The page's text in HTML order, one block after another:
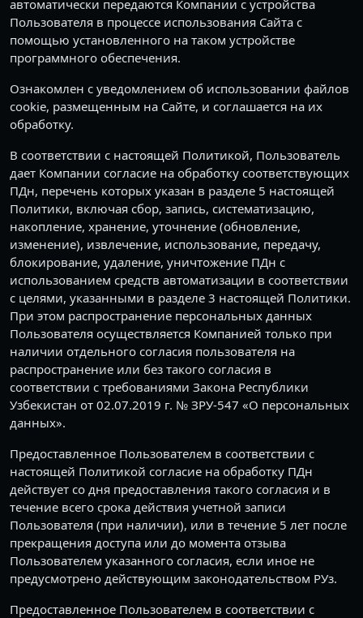
автоматически передаются Компании с устройства
Пользователя в процессе использования Сайта с
помощью установленного на таком устройстве
программного обеспечения.
Ознакомлен с уведомлением об использовании файлов
cookie, размещенным на Сайте, и соглашается на их
обработку.
В соответствии с настоящей Политикой, Пользователь
дает Компании согласие на обработку соответствующих
ПДн, перечень которых указан в разделе 5 настоящей
Политики, включая сбор, запись, систематизацию,
накопление, хранение, уточнение (обновление,
изменение), извлечение, использование, передачу,
блокирование, удаление, уничтожение ПДн с
использованием средств автоматизации в соответствии
с целями, указанными в разделе 3 настоящей Политики.
При этом распространение персональных данных
Пользователя осуществляется Компанией только при
наличии отдельного согласия пользователя на
распространение или без такого согласия в
соответствии с требованиями Закона Республики
Узбекистан от 02.07.2019 г. № ЗРУ-547 «О персональных
данных».
Предоставленное Пользователем в соответствии с
настоящей Политикой согласие на обработку ПДн
действует со дня предоставления такого согласия и в
течение всего срока действия учетной записи
Пользователя (при наличии), или в течение 5 лет после
прекращения доступа или до момента отзыва
Пользователем указанного согласия, если иное не
предусмотрено действующим законодательством РУз.
Предоставленное Пользователем в соответствии с